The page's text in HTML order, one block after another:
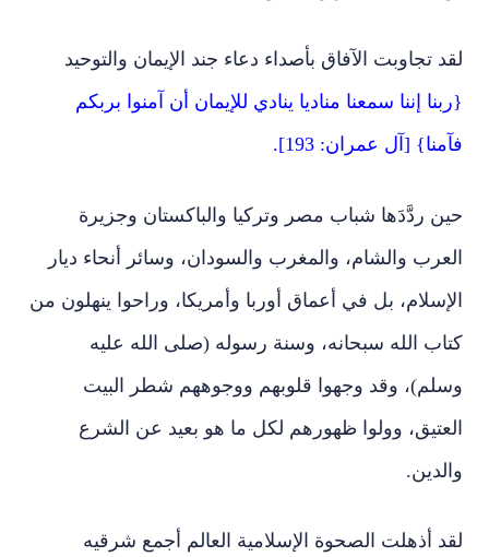
لقد تجاوبت الآفاق بأصداء دعاء جند الإيمان والتوحيد
{ربنا إننا سمعنا مناديا ينادي للإيمان أن آمنوا بربكم
فآمنا} [آل عمران: 193].
حين ردَّدَها شباب مصر وتركيا والباكستان وجزيرة
العرب والشام، والمغرب والسودان، وسائر أنحاء ديار
الإسلام، بل في أعماق أوربا وأمريكا، وراحوا ينهلون من
كتاب الله سبحانه، وسنة رسوله (صلى الله عليه
وسلم)، وقد وجهوا قلوبهم ووجوههم شطر البيت
العتيق، وولوا ظهورهم لكل ما هو بعيد عن الشرع
والدين.
لقد أذهلت الصحوة الإسلامية العالم أجمع شرقيه